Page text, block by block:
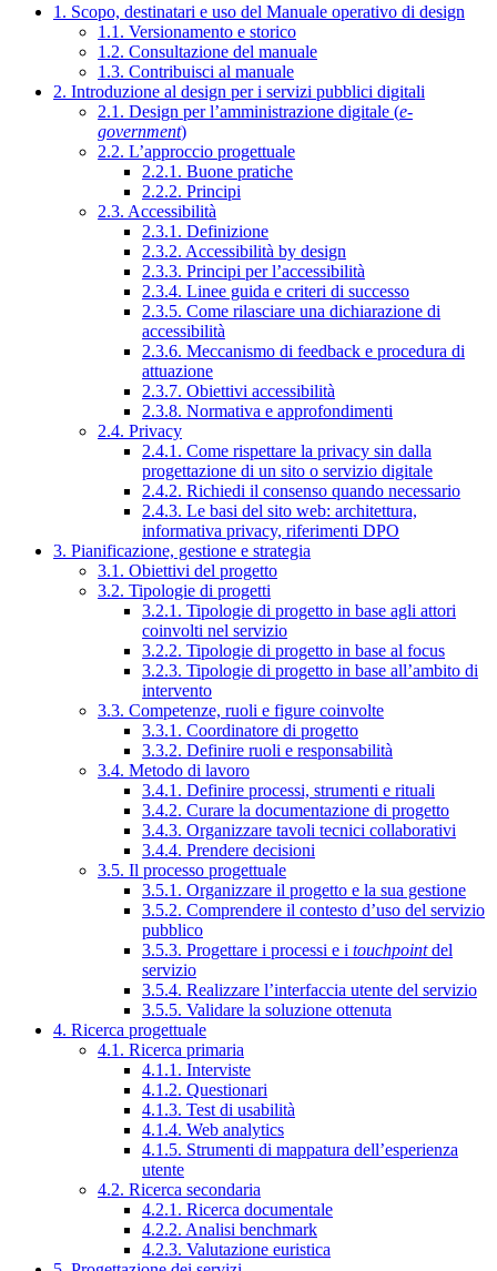
1. Scopo, destinatari e uso del Manuale operativo di design
1.1. Versionamento e storico
1.2. Consultazione del manuale
1.3. Contribuisci al manuale
2. Introduzione al design per i servizi pubblici digitali
2.1. Design per l’amministrazione digitale (e-
government)
2.2. L’approccio progettuale
2.2.1. Buone pratiche
2.2.2. Principi
2.3. Accessibilità
2.3.1. Definizione
2.3.2. Accessibilità by design
2.3.3. Principi per l’accessibilità
2.3.4. Linee guida e criteri di successo
2.3.5. Come rilasciare una dichiarazione di
accessibilità
2.3.6. Meccanismo di feedback e procedura di
attuazione
2.3.7. Obiettivi accessibilità
2.3.8. Normativa e approfondimenti
2.4. Privacy
2.4.1. Come rispettare la privacy sin dalla
progettazione di un sito o servizio digitale
2.4.2. Richiedi il consenso quando necessario
2.4.3. Le basi del sito web: architettura,
informativa privacy, riferimenti DPO
3. Pianificazione, gestione e strategia
3.1. Obiettivi del progetto
3.2. Tipologie di progetti
3.2.1. Tipologie di progetto in base agli attori
coinvolti nel servizio
3.2.2. Tipologie di progetto in base al focus
3.2.3. Tipologie di progetto in base all’ambito di
intervento
3.3. Competenze, ruoli e figure coinvolte
3.3.1. Coordinatore di progetto
3.3.2. Definire ruoli e responsabilità
3.4. Metodo di lavoro
3.4.1. Definire processi, strumenti e rituali
3.4.2. Curare la documentazione di progetto
3.4.3. Organizzare tavoli tecnici collaborativi
3.4.4. Prendere decisioni
3.5. Il processo progettuale
3.5.1. Organizzare il progetto e la sua gestione
3.5.2. Comprendere il contesto d’uso del servizio
pubblico
3.5.3. Progettare i processi e i touchpointdel
servizio
3.5.4. Realizzare l’interfaccia utente del servizio
3.5.5. Validare la soluzione ottenuta
4. Ricerca progettuale
4.1. Ricerca primaria
4.1.1. Interviste
4.1.2. Questionari
4.1.3. Test di usabilità
4.1.4. Web analytics
4.1.5. Strumenti di mappatura dell’esperienza
utente
4.2. Ricerca secondaria
4.2.1. Ricerca documentale
4.2.2. Analisi benchmark
4.2.3. Valutazione euristica